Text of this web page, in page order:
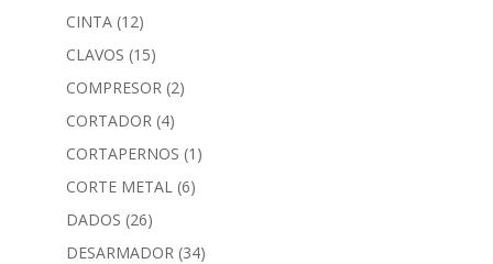
CINTA (12)
CLAVOS (15)
COMPRESOR (2)
CORTADOR (4)
CORTAPERNOS (1)
CORTE METAL (6)
DADOS (26)
DESARMADOR (34)